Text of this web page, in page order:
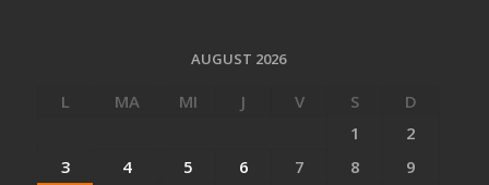
AUGUST 2026
L MA MI J V S
D
1
2
3
4 5 6 7 8
9